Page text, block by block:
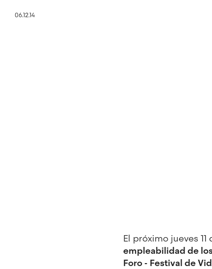
06.12.14
El próximo jueves
empleabilidad de
Foro - Festival de